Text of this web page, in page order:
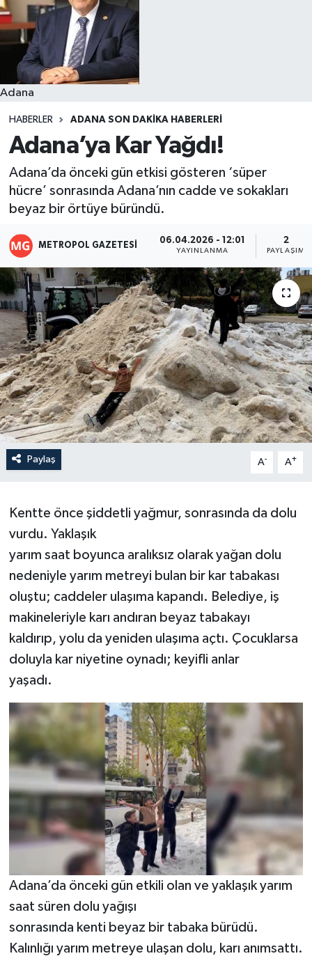
Adana
HABERLER ADANA SON DAKIKA HABERLERI
Adana’ya Kar Yağdı!
Adana’da önceki gün etkisi gösteren ‘süper
hücre’ sonrasında Adana’nın cadde ve sokakları
beyaz bir örtüye büründü.
METROPOL GAZETESI 06.04.2026 - 12:01
YAYINLANMA
2
PAYLAŞIM
Paylaş A- A+
Kentte önce şiddetli yağmur, sonrasında da dolu
vurdu. Yaklaşık
yarım saat boyunca aralıksız olarak yağan dolu
nedeniyle yarım metreyi bulan bir kar tabakası
oluştu; caddeler ulaşıma kapandı. Belediye, iş
makineleriyle karı andıran beyaz tabakayı
kaldırıp, yolu da yeniden ulaşıma açtı. Çocuklarsa
doluyla kar niyetine oynadı; keyifli anlar
yaşadı.
Adana’da önceki gün etkili olan ve yaklaşık yarım
saat süren dolu yağışı
sonrasında kenti beyaz bir tabaka bürüdü.
Kalınlığı yarım metreye ulaşan dolu, karı anımsattı.
Resmi İlanlar